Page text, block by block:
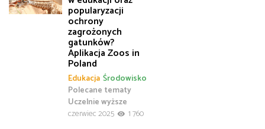
popularyzacji
ochrony
zagrożonych
gatunków?
Aplikacja Zoos in
Poland
Edukacja
Polecane tematy
Środowisko
Uczelnie wyższe
czerwiec 2025
1 760